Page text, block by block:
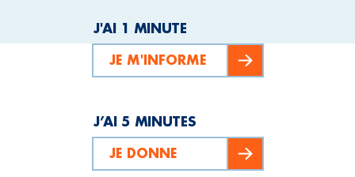
J'AI 1 MINUTE
JE M'INFORME
J’AI 5 MINUTES
JE DONNE